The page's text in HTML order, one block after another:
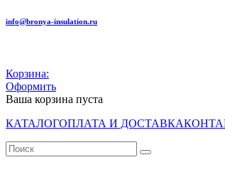
info@bronya-insulation.ru
Корзина:
Оформить
Ваша корзина пуста
КАТАЛОГОПЛАТА И ДОСТАВКА